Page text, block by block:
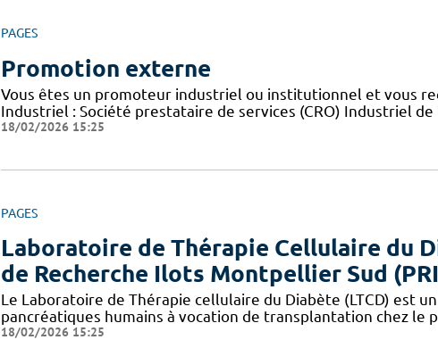
PAGES
Promotion externe
Vous êtes un promoteur industriel ou institutionnel et vous
Industriel : Société prestataire de services (CRO) Industriel
18/02/2026 15:25
PAGES
Laboratoire de Thérapie Cellulaire du
de Recherche Ilots Montpellier Sud
Le Laboratoire de Thérapie cellulaire du Diabète (LTCD) est
pancréatiques humains à vocation de transplantation chez le
18/02/2026 15:25